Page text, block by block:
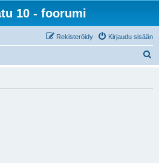
10 - foorumi
Kirjaudu sisään
Rekisteröidy